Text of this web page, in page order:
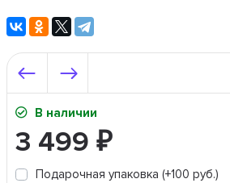
В наличии
3 499 ₽
Подарочная упаковка (+100 руб.)